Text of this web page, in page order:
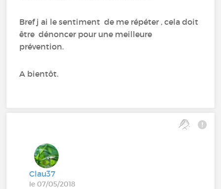
Bref j ai le sentiment de me répéter , cela doit
être dénoncer pour une meilleure
prévention.
A bientôt.
Clau37
le 07/05/2018